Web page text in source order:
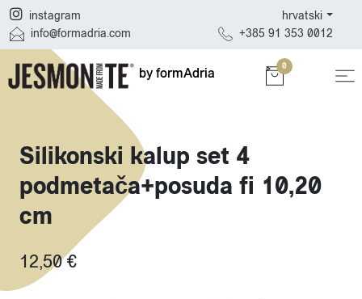
instagram
info@formadria.com
hrvatski
+385 91 353 0012
by formAdria 0
Silikonski kalup set 4
podmetača+posuda fi 10,20
cm
12,50 €